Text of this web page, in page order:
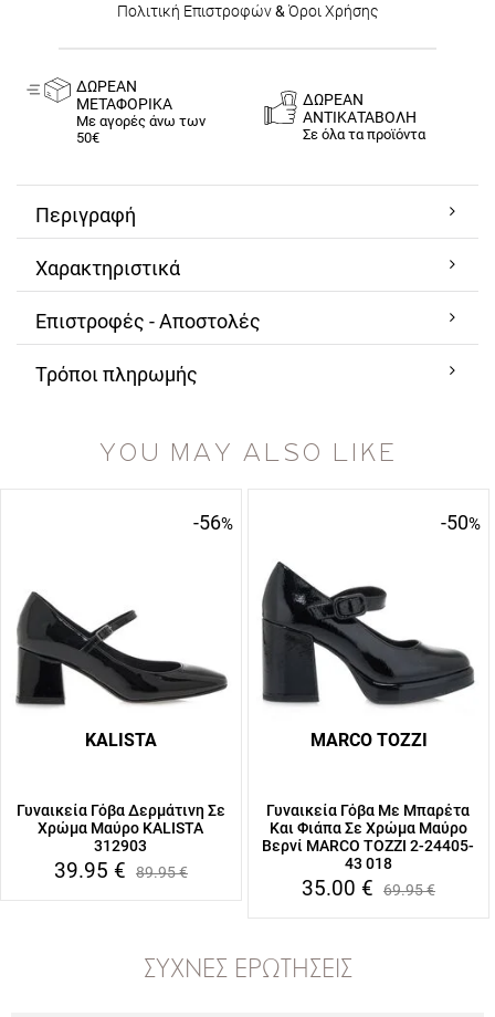
Πολιτική Επιστροφών& Όροι Χρήσης
ΔΩΡΕΑΝ
ΜΕΤΑΦΟΡΙΚΑ
Με αγορές άνω των
50€
ΔΩΡΕΑΝ
ΑΝΤΙΚΑΤΑΒΟΛΗ
Σε όλα τα προϊόντα
Περιγραφή
Χαρακτηριστικά
Επιστροφές - Αποστολές
Τρόποι πληρωμής
YOU MAY ALSO LIKE
-56%
KALISTA
Γυναικεία Γόβα Δερμάτινη Σε
Χρώμα Μαύρο KALISTA
312903
39.95 € 89.95€
-50%
MARCO TOZZI
Γυναικεία Γόβα Με Μπαρέτα
Και Φιάπα Σε Χρώμα Μαύρο
Βερνί MARCO TOZZI 2-24405-
43 018
35.00 € 69.95€
ΣΥΧΝΈΣ ΕΡΩΤΉΣΕΙΣ